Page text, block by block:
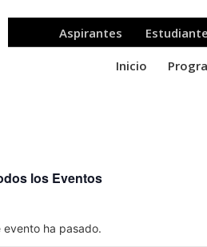
los Eventos
evento ha pasado.